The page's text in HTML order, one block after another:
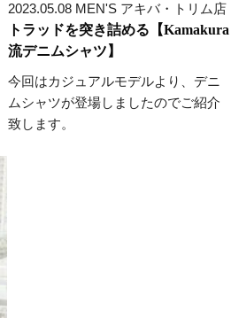
2023.05.08 MEN'S アキバ・トリム店
トラッドを突き詰める【Kamakura
流デニムシャツ】
今回はカジュアルモデルより、デニ
ムシャツが登場しましたのでご紹介
致します。